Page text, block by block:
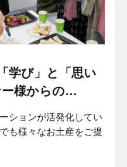
学び」と「思い
ー様からの…
ションが活発化してい
も様々なお土産をご提